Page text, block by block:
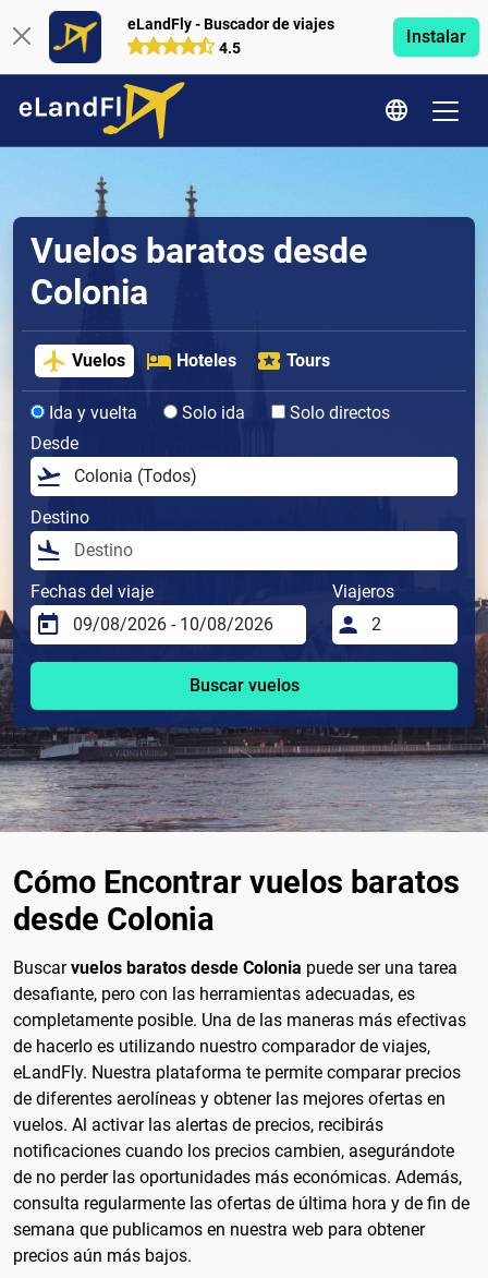
eLandFly - Buscador de viajes
4.5
Instalar
Vuelos baratos desde
Colonia
Vuelos Hoteles Tours
Ida y vuelta Solo ida
Solo directos
Desde
Destino
Fechas del viaje Viajeros
Buscar vuelos
Cómo Encontrar vuelos baratos
desde Colonia
Buscarvuelos baratos desde Colonia puede ser una tarea
desafiante, pero con las herramientas adecuadas, es
completamente posible. Una de las maneras más efectivas
de hacerlo es utilizando nuestro comparador de viajes,
eLandFly. Nuestra plataforma te permite comparar precios
de diferentes aerolíneas y obtener las mejores ofertas en
vuelos. Al activar las alertas de precios, recibirás
notificaciones cuando los precios cambien, asegurándote
de no perder las oportunidades más económicas. Además,
consulta regularmente las ofertas de última hora y de fin de
semana que publicamos en nuestra web para obtener
precios aún más bajos.